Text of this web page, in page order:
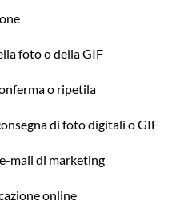
foto o della GIF
o ripetila
di foto digitali o GIF
mail di marketing
online